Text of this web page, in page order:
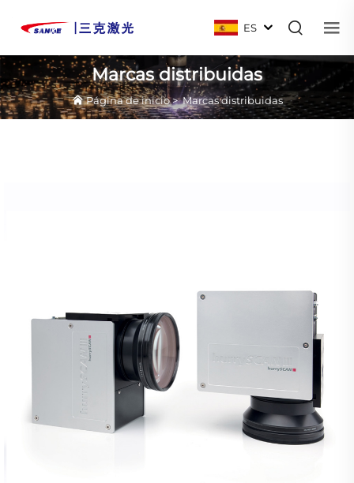
ES
Marcas distribuidas
Página de inicio>Marcas distribuidas